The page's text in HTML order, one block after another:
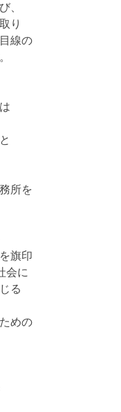
、
り
線の
所を
旗印
会に
る
めの